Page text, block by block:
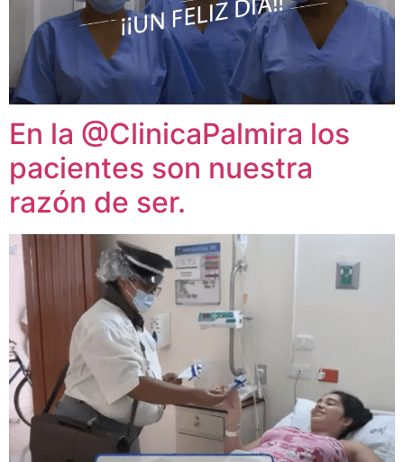
En la @ClinicaPalmira los
pacientes son nuestra
razón de ser.